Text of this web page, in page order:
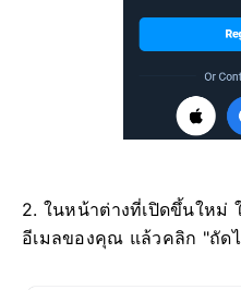
2. ในหน้าต่างที่เปิดขึ้นใหม่
อีเมลของคุณ แล้วคลิก "ถัด